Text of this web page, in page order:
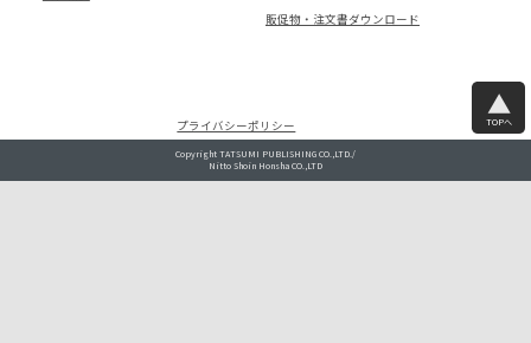
販促物・注文書ダウンロード
プライバシーポリシー TOPへ
Copyright TATSUMI PUBLISHING CO.,LTD./
Nitto Shoin Honsha CO.,LTD